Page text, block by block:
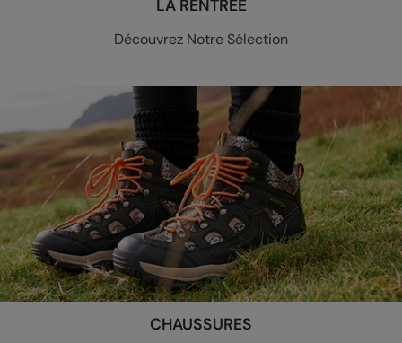
LA RENTRÉE
Découvrez Notre Sélection
CHAUSSURES